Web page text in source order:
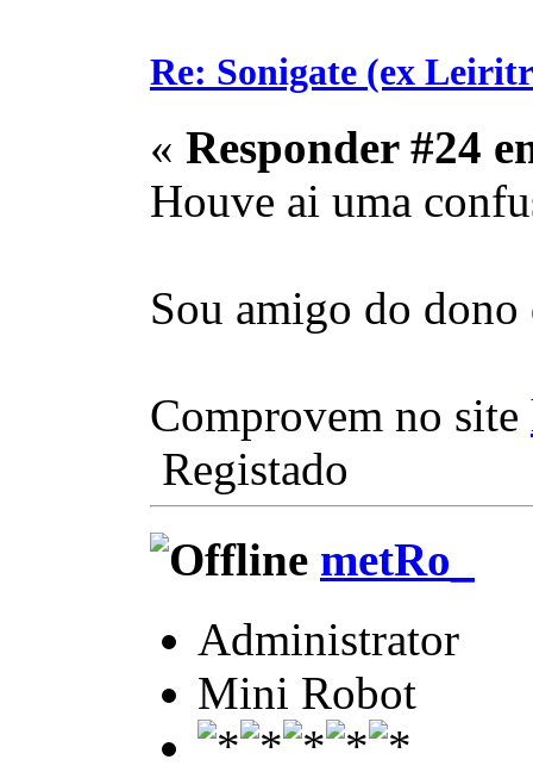
Re: Sonigate (ex
« Responder #24
Houve ai uma
Sou amigo do dono
Comprovem no site
Registado
metRo_
Administrator
Mini Robot